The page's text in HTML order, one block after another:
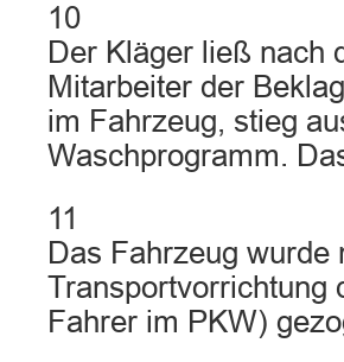
10
Der Kläger ließ nach
Mitarbeiter der
im Fahrzeug, stieg
Waschprogramm.
11
Das Fahrzeug wurde
Transportvorrichtung
Fahrer im PKW)